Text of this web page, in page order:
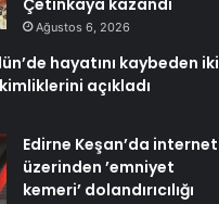
Çetinkaya kazandı
Ağustos 6, 2026
hayatını kaybeden iki
açıkladı
Edirne Keşan’da internet
üzerinden ’emniyet
kemeri’ dolandırıcılığı